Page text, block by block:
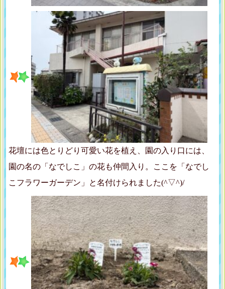
花壇には色とりどり可愛い花を植え、園の入り口には、
園の名の「なでしこ」の花も仲間入り。ここを「なでし
こフラワーガーデン」と名付けられました(^▽^)/